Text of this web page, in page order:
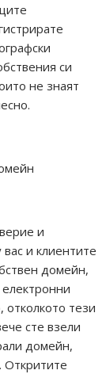
си
не знаят
и
и клиентите
домейн,
тези
сте взели
домейн,
Откритите